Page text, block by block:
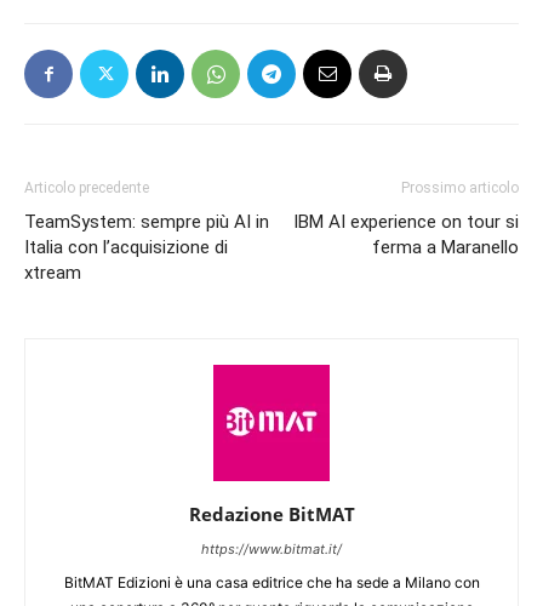
Articolo precedente
TeamSystem: sempre più AI in
Italia con l’acquisizione di
xtream
Prossimo articolo
IBM AI experience on tour si
ferma a Maranello
Redazione BitMAT
https://www.bitmat.it/
BitMAT Edizioni è una casa editrice che ha sede a Milano con